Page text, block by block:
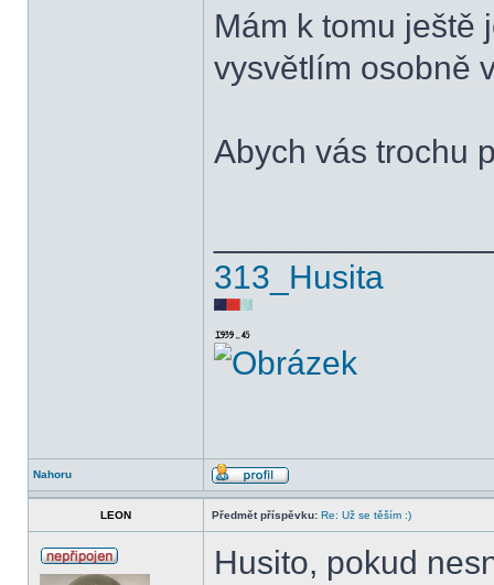
Mám k tomu ještě
vysvětlím osobně
Abych vás trochu
313_Husita
Nahoru
LEON Předmět příspěvku: Re: Už se těším :)
Husito, pokud